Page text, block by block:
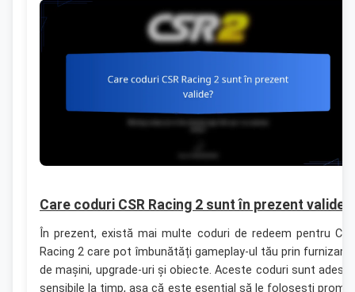
Care coduri CSR Racing 2 sunt în prezent valide?
În prezent, există mai multe coduri de redeem pentru
Racing 2 care pot îmbunătăți gameplay-ul tău prin
de mașini, upgrade-uri și obiecte. Aceste coduri sunt
sensibile la timp, așa că este esențial să le folosești